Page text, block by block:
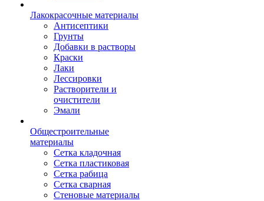
Лакокрасочные материалы
Антисептики
Грунты
Добавки в растворы
Краски
Лаки
Лессировки
Растворители и
очистители
Эмали
Общестроительные
материалы
Сетка кладочная
Сетка пластиковая
Сетка рабица
Сетка сварная
Стеновые материалы